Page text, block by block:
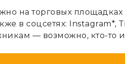
на торговых
в соцсетях: Instagram*,
— возможно, кто-то